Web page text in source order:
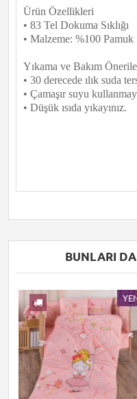
Ürün Özellikleri
• 83 Tel Dokuma Sıklığı
• Malzeme: %100 Pamuk
Yıkama ve Bakım
• 30 derecede ılık suda
• Çamaşır suyu
• Düşük ısıda yıkayınız.
BUNLARI